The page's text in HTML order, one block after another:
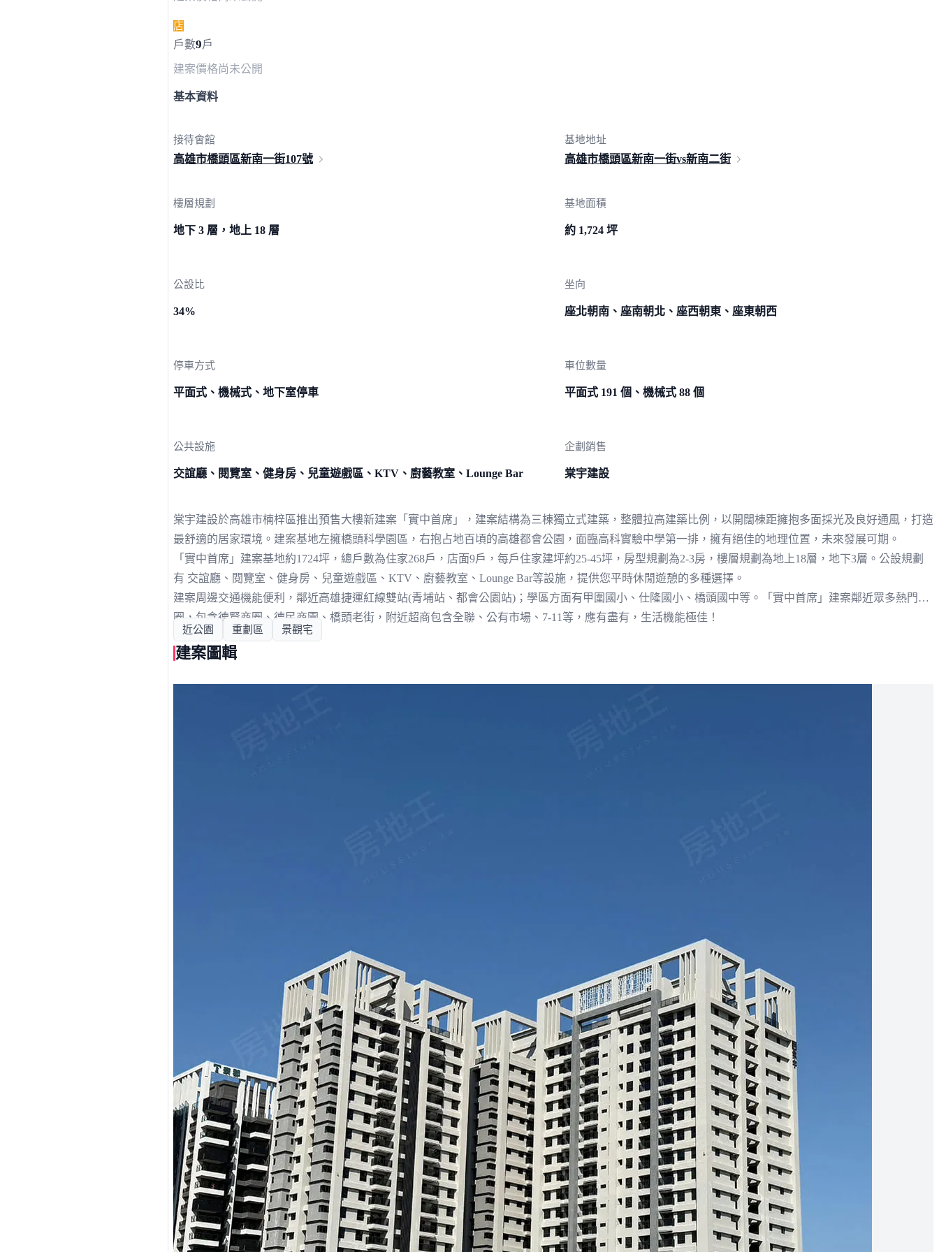
店
戶數9戶
建案價格尚未公開
基本資料
接待會館
高雄市橋頭區新南一街107號
基地地址
高雄市橋頭區新南一街vs新南二街
樓層規劃
地下 3 層，地上 18 層
基地面積
約 1,724 坪
公設比
34%
坐向
座北朝南、座南朝北、座西朝東、座東朝西
停車方式
平面式、機械式、地下室停車
車位數量
平面式 191 個、機械式 88 個
公共設施
交誼廳、閱覽室、健身房、兒童遊戲區、KTV、廚藝教室、Lounge Bar
企劃銷售
棠宇建設
棠宇建設於高雄市楠梓區推出預售大樓新建案「實中首席」，建案結構為三棟獨立式建築，整體拉高建築比例，以開闊棟距擁抱多面採光及良好通風，打造
最舒適的居家環境。建案基地左擁橋頭科學園區，右抱占地百頃的高雄都會公園，面臨高科實驗中學第一排，擁有絕佳的地理位置，未來發展可期。
「實中首席」建案基地約1724坪，總戶數為住家268戶，店面9戶，每戶住家建坪約25-45坪，房型規劃為2-3房，樓層規劃為地上18層，地下3層。公設規劃
有 交誼廳、閱覽室、健身房、兒童遊戲區、KTV、廚藝教室、Lounge Bar等設施，提供您平時休閒遊憩的多種選擇。
建案周邊交通機能便利，鄰近高雄捷運紅線雙站(青埔站、都會公園站)；學區方面有甲圍國小、仕隆國小、橋頭國中等。「實中首席」建案鄰近眾多熱門商
圈，包含德賢商圈、德民商園、橋頭老街，附近超商包含全聯、公有市場、7-11等，應有盡有，生活機能極佳！
近公園 重劃區 景觀宅
建案圖輯